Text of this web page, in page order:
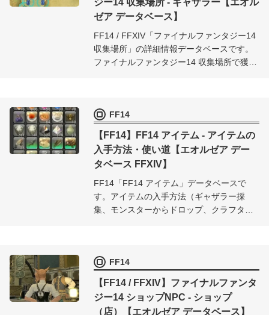
ジー14 収集場所 - ギャザラー【エオル
ゼア データベース】
FF14 / FFXIV「ファイナルファンタジー14
収集場所」の詳細情報データベースです。
ファイナルファンタジー14 収集場所で獲得
FF14
【FF14】FF14 アイテム - アイテムの
入手方法・使い道【エオルゼア デー
タベース FFXIV】
FF14「FF14 アイテム」データベースで
す。アイテムの入手方法（ギャザラー採
集、モンスターからドロップ、クラフター
FF14
【FF14 / FFXIV】ファイナルファンタ
ジー14 ショップNPC - ショップ
（店）【エオルゼア データベース】